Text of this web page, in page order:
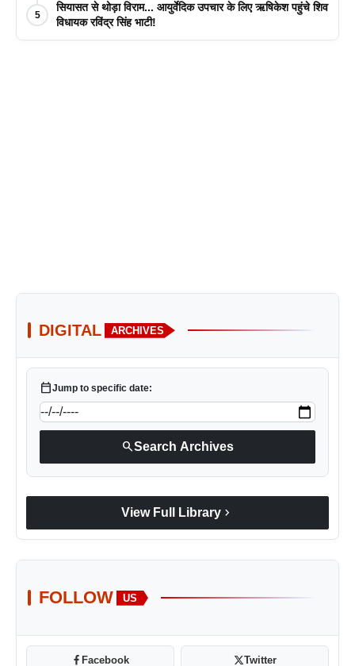
5
सियासत से थोड़ा विराम... आयुर्वेदिक उपचार के लिए ऋषिकेश पहुंचे शिव
विधायक रविंद्र सिंह भाटी!
DIGITAL ARCHIVES
calendar_todayJump to specific date:
searchSearch Archives
View Full Library chevron_right
FOLLOW US
Facebook Twitter